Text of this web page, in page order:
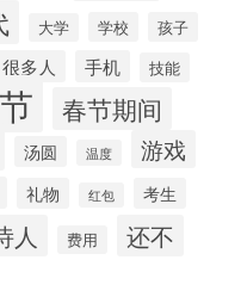
大学 学校 孩子
很多人 手机 技能
春节期间
汤圆 温度 游戏
礼物 红包 考生
人 费用 还不